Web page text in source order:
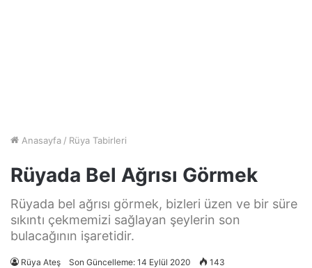
Anasayfa / Rüya Tabirleri
Rüyada Bel Ağrısı Görmek
Rüyada bel ağrısı görmek, bizleri üzen ve bir süre
sıkıntı çekmemizi sağlayan şeylerin son
bulacağının işaretidir.
Rüya Ateş Son Güncelleme: 14 Eylül 2020 143